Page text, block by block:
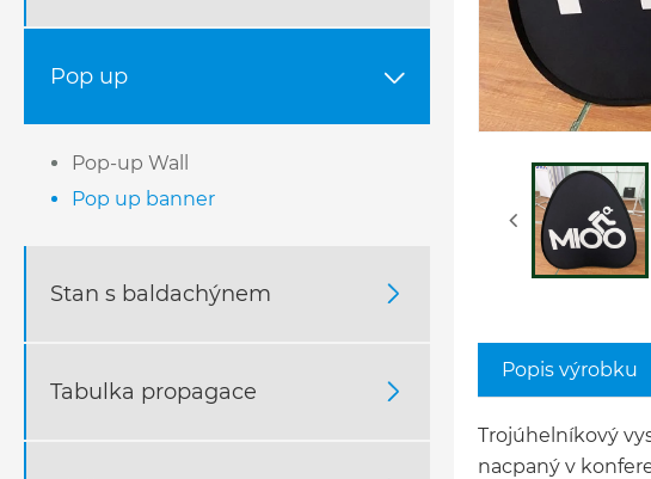
Pop up 
Pop-up Wall
Pop up banner
Stan s baldachýnem 
Tabulka propagace 
Popis výrobku
Trojúhelníkový
nacpaný v